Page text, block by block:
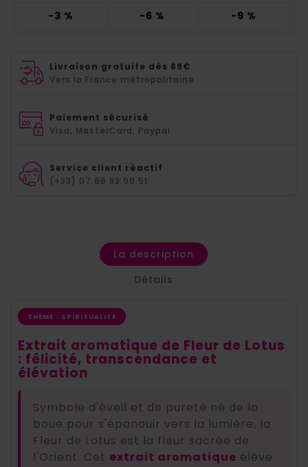
-3 % -6 % -9 %
Livraison gratuite dès 69€
Vers la France métropolitaine
Paiement sécurisé
Visa, MasterCard, Paypal
Service client réactif
(+33) 07.66.82.99.51
La description
Détails
THÈME : SPIRITUALITÉ
Extrait aromatique de Fleur de Lotus
: félicité, transcendance et
élévation
Symbole d'éveil et de pureté né de la
boue pour s'épanouir vers la lumière, la
Fleur de Lotus est la fleur sacrée de
l'Orient. Cet extrait aromatique élève